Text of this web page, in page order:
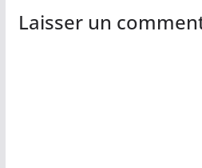
Laisser un